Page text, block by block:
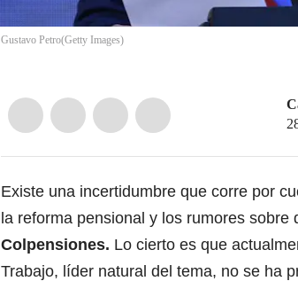
Gustavo Petro(Getty Images)
Existe una incertidumbre que corre por
la reforma pensional y los rumores sobre
Colpensiones. Lo cierto es que
Trabajo, líder natural del tema, no se ha